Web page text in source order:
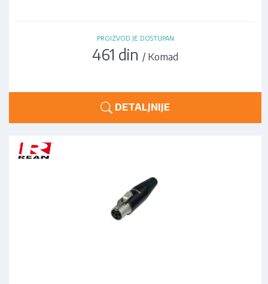
PROIZVOD JE DOSTUPAN
461 din / Komad
DETALJNIJE